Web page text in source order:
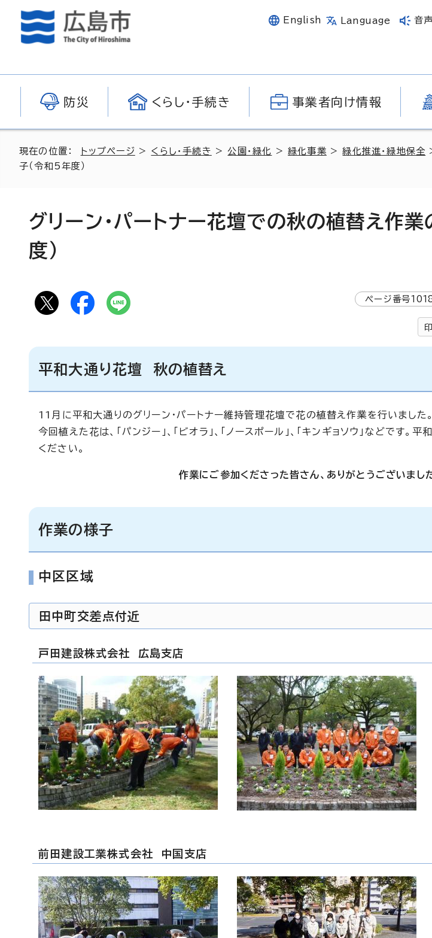
English Language 音
防災 くらし・手続き 事業者向け情報
現在の位置： トップページ > くらし・手続き >公園・緑化 >緑化事業 >緑化推進・緑地保全
子（令和5年度）
グリーン・パートナー花壇での秋の植替え作
度）
ページ番号
平和大通り花壇 秋の植替え
11月に平和大通りのグリーン・パートナー維持管理花壇で花の植替え作業を行いました
今回植えた花は、「パンジー」、「ビオラ」、「ノースポール」、「キンギョソウ」などです。
ください。
作業にご参加くださった皆さん、ありがとうございまし
作業の様子
中区区域
田中町交差点付近
戸田建設株式会社 広島支店
前田建設工業株式会社 中国支店